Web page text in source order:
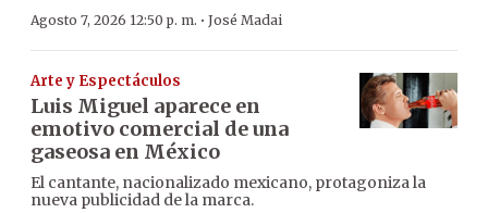
Agosto 7, 2026 12:50 p. m. · José Madai
Arte y Espectáculos
Luis Miguel aparece en
emotivo comercial de una
gaseosa en México
El cantante, nacionalizado mexicano, protagoniza la
nueva publicidad de la marca.